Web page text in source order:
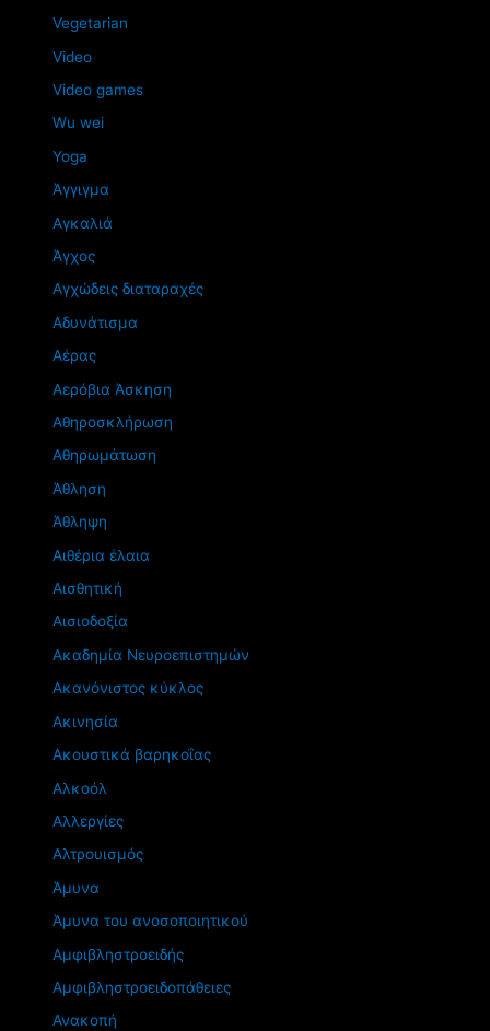
Vegetarian
Video
Video games
Wu wei
Yoga
Άγγιγμα
Αγκαλιά
Άγχος
Αγχώδεις διαταραχές
Αδυνάτισμα
Αέρας
Αερόβια Άσκηση
Αθηροσκλήρωση
Αθηρωμάτωση
Άθληση
Άθληψη
Αιθέρια έλαια
Αισθητική
Αισιοδοξία
Ακαδημία Νευροεπιστημών
Ακανόνιστος κύκλος
Ακινησία
Ακουστικά βαρηκοΐας
Αλκοόλ
Αλλεργίες
Αλτρουισμός
Άμυνα
Άμυνα του ανοσοποιητικού
Αμφιβληστροειδής
Αμφιβληστροειδοπάθειες
Ανακοπή